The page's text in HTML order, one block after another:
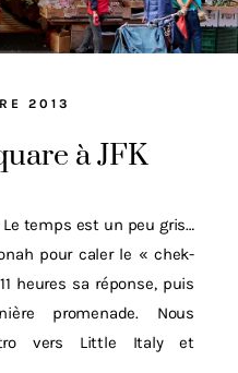
2013
à JFK
Le temps est un peu gris…
pour caler le « chek-
heures sa réponse, puis
promenade. Nous
vers Little Italy et